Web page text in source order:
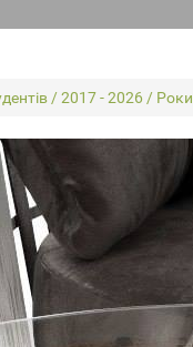
/ 2017 - 2026 / Роки